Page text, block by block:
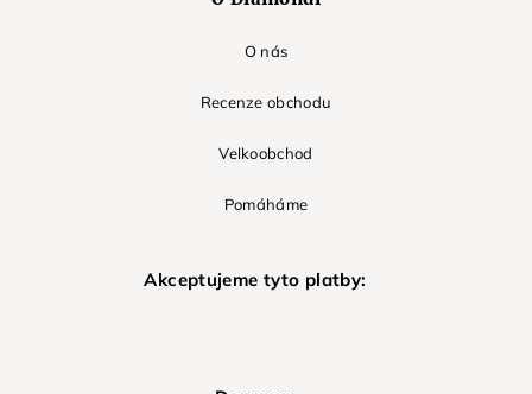
O nás
Recenze obchodu
Velkoobchod
Pomáháme
Akceptujeme tyto platby: